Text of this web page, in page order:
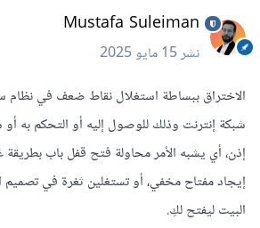
Mustafa Suleiman
نشر15 مايو 2025
الاختراق ببساطة استغلال نقاط ضعف في نظام
شبكة إنترنت وذلك للوصول إليه أو التحكم به أو
إذن، أي يشبه الأمر محاولة فتح قفل باب بطريقة
إيجاد مفتاح مخفي، أو تستغلين ثغرة في
البيت ليفتح لكِ.